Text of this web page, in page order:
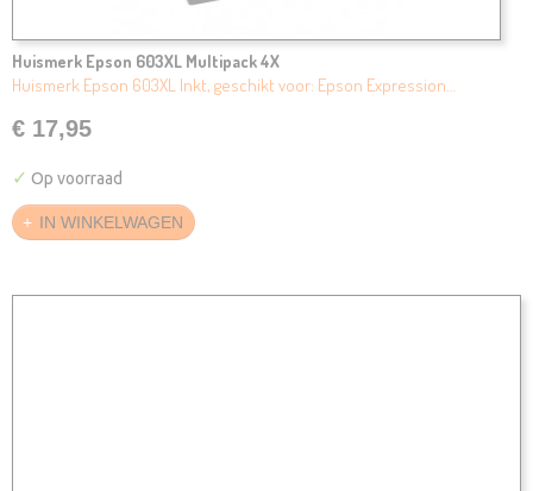
Huismerk Epson 603XL Multipack 4X
Huismerk Epson 603XL Inkt, geschikt voor: Epson Expression…
€ 17,95
✓ Op voorraad
IN WINKELWAGEN